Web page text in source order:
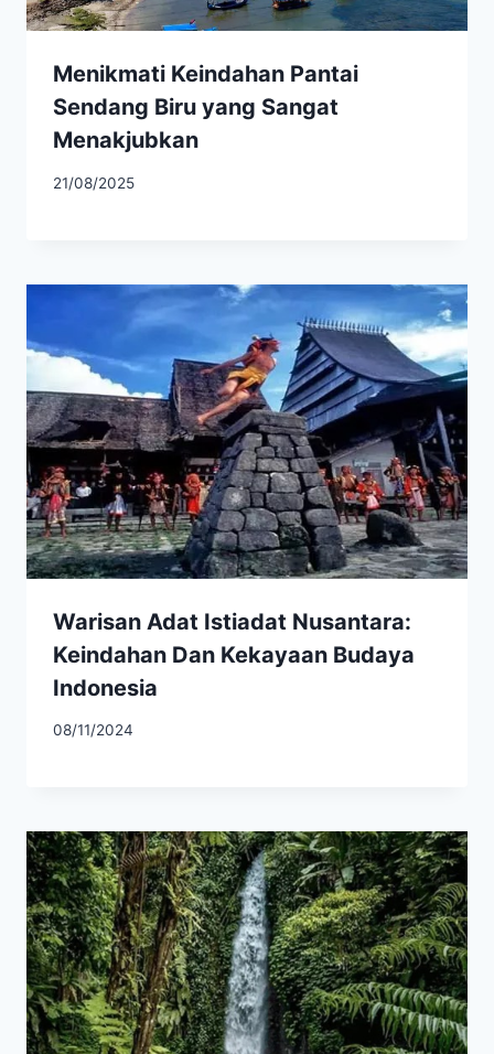
Menikmati Keindahan Pantai
Sendang Biru yang Sangat
Menakjubkan
21/08/2025
Warisan Adat Istiadat Nusantara:
Keindahan Dan Kekayaan Budaya
Indonesia
08/11/2024